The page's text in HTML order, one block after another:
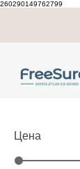
260290149762799
Цена